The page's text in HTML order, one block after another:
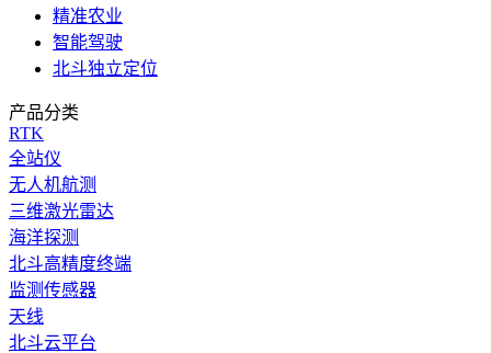
精准农业
智能驾驶
北斗独立定位
产品分类
RTK
全站仪
无人机航测
三维激光雷达
海洋探测
北斗高精度终端
监测传感器
天线
北斗云平台